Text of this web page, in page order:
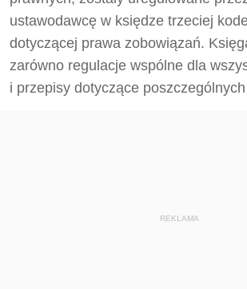
ustawodawcę w księdze trzeciej
dotyczącej prawa zobowiązań.
zarówno regulacje wspólne dla
i przepisy dotyczące
REKLAMA